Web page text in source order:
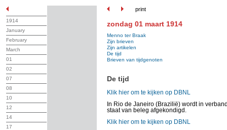
print
1914
January
February
March
01
02
07
08
10
12
14
17
zondag 01 maart 1914
Menno ter Braak
Zijn brieven
Zijn artikelen
De tijd
Brieven van tijdgenoten
De tijd
Klik hier om te kijken op DBNL
In Rio de Janeiro (Brazilië) wordt in
staat van beleg afgekondigd.
Klik hier om te kijken op DBNL